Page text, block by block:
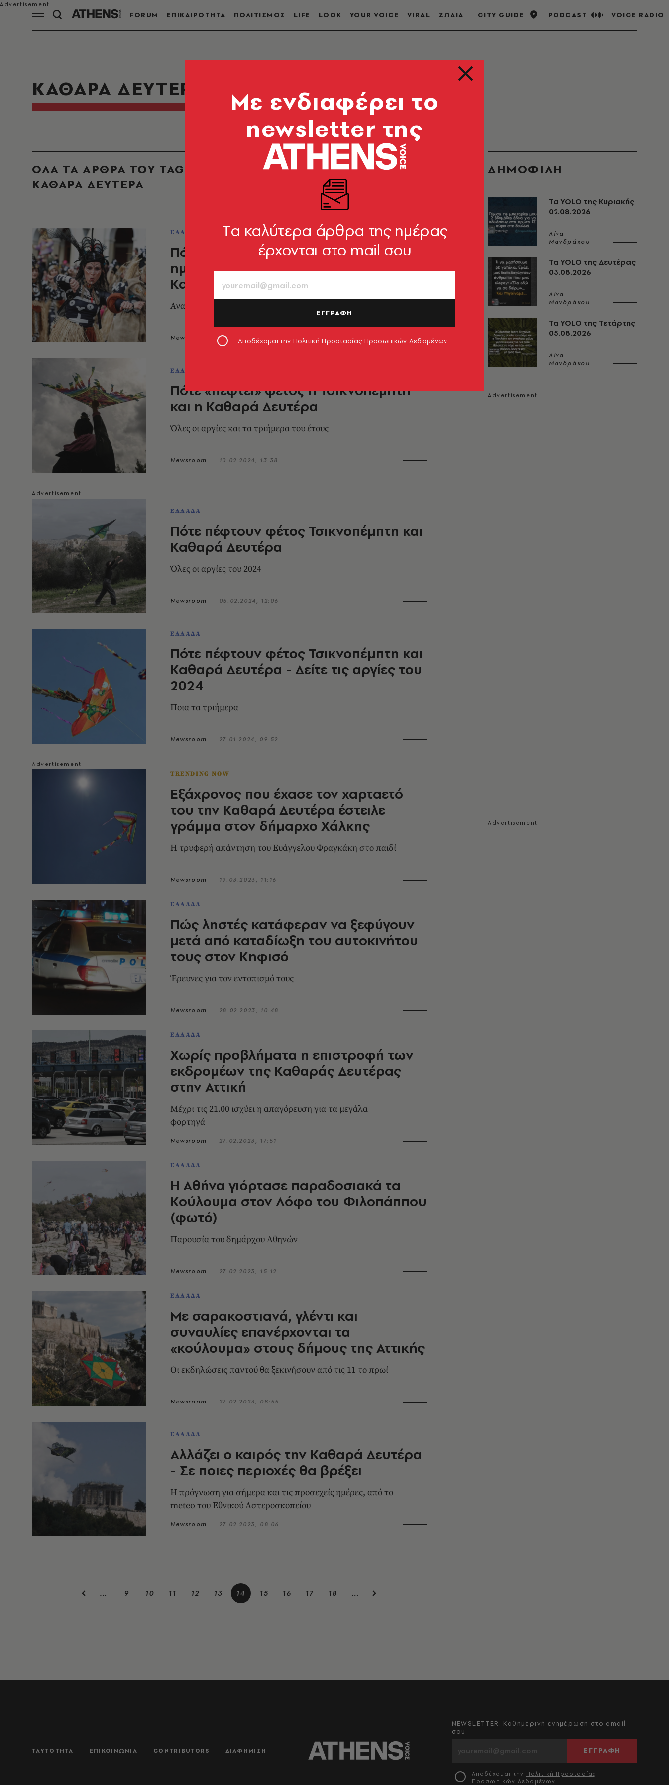
FORUM ΕΠΙΚΑΙΡΟΤΗΤΑ ΠΟΛΙΤΙΣΜΟΣ LIFE LOOK YOUR VOICE VIRAL ΖΩΔΙΑ CITY GUIDE PODCAST VOICE RADIO
ΚΑΘΑΡΑ ΔΕΥΤΕΡΑ
ΟΛΑ ΤΑ ΑΡΘΡΑ ΤΟΥ TAG
ΚΑΘΑΡΑ ΔΕΥΤΕΡΑ
ΕΛΛΑΔΑ
Πότε ανοίγει το Τριώδιο - Οι
ημερομηνίες για Τσικνοπέμπτη και
Καθαρά Δευτέρα
Αναλυτικά οι επόμενες αργίες του 2024
Newsroom 18.02.2024, 15:11
ΕΛΛΑΔΑ
Πότε «πέφτει» φέτος η Τσικνοπέμπτη
και η Καθαρά Δευτέρα
Όλες οι αργίες και τα τριήμερα του έτους
Newsroom 10.02.2024, 13:38
ΕΛΛΑΔΑ
Πότε πέφτουν φέτος Τσικνοπέμπτη και
Καθαρά Δευτέρα
Όλες οι αργίες του 2024
Newsroom 05.02.2024, 12:06
ΕΛΛΑΔΑ
Πότε πέφτουν φέτος Τσικνοπέμπτη και
Καθαρά Δευτέρα - Δείτε τις αργίες του
2024
Ποια τα τριήμερα
Newsroom 27.01.2024, 09:52
TRENDING NOW
Εξάχρονος που έχασε τον χαρταετό
του την Καθαρά Δευτέρα έστειλε
γράμμα στον δήμαρχο Χάλκης
Η τρυφερή απάντηση του Ευάγγελου Φραγκάκη στο παιδί
Newsroom 19.03.2023, 11:16
ΕΛΛΑΔΑ
Πώς ληστές κατάφεραν να ξεφύγουν
μετά από καταδίωξη του αυτοκινήτου
τους στον Κηφισό
Έρευνες για τον εντοπισμό τους
Newsroom 28.02.2023, 10:48
ΕΛΛΑΔΑ
Χωρίς προβλήματα η επιστροφή των
εκδρομέων της Καθαράς Δευτέρας
στην Αττική
Mέχρι τις 21.00 ισχύει η απαγόρευση για τα μεγάλα
φορτηγά
Newsroom 27.02.2023, 17:51
ΕΛΛΑΔΑ
Η Αθήνα γιόρτασε παραδοσιακά τα
Κούλουμα στον Λόφο του Φιλοπάππου
(φωτό)
Παρουσία του δημάρχου Αθηνών
Newsroom 27.02.2023, 15:12
ΕΛΛΑΔΑ
Με σαρακοστιανά, γλέντι και
συναυλίες επανέρχονται τα
«κούλουμα» στους δήμους της Αττικής
Οι εκδηλώσεις παντού θα ξεκινήσουν από τις 11 το πρωί
Newsroom 27.02.2023, 08:55
ΕΛΛΑΔΑ
Αλλάζει ο καιρός την Καθαρά Δευτέρα
- Σε ποιες περιοχές θα βρέξει
Η πρόγνωση για σήμερα και τις προσεχείς ημέρες, από το
meteo του Εθνικού Αστεροσκοπείου
Newsroom 27.02.2023, 08:06
… 9 10 11 12 13 14 15 16 17 18 …
ΔΗΜΟΦΙΛΗ
Τα YOLO της Κυριακής
02.08.2026
Λίνα
Μανδράκου
Τα YOLO της Δευτέρας
03.08.2026
Λίνα
Μανδράκου
Τα YOLO της Τετάρτης
05.08.2026
Λίνα
Μανδράκου
ΤΑΥΤΟΤΗΤΑ ΕΠΙΚΟΙΝΩΝΙΑ CONTRIBUTORS ΔΙΑΦΗΜΙΣΗ
NEWSLETTER: Καθημερινή ενημέρωση στο email
σου
ΕΓΓΡΑΦΗ
Αποδέχομαι την Πολιτική Προστασίας
Προσωπικών Δεδομένων
Mε ενδιαφέρει το
newsletter της
Tα καλύτερα άρθρα της ημέρας
έρχονται στο mail σου
ΕΓΓΡΑΦΗ
Αποδέχομαι την Πολιτική Προστασίας Προσωπικών Δεδομένων